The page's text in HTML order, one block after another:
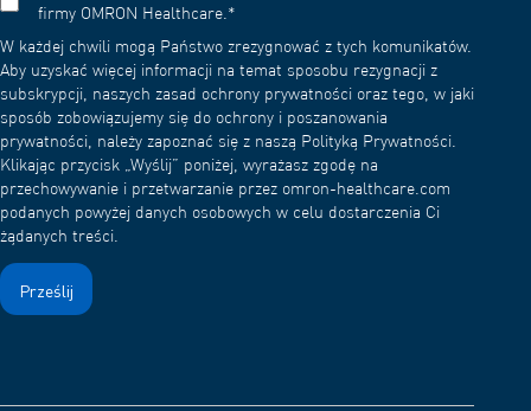
firmy OMRON Healthcare. *
W każdej chwili mogą Państwo zrezygnować z tych komunikatów.
Aby uzyskać więcej informacji na temat sposobu rezygnacji z
subskrypcji, naszych zasad ochrony prywatności oraz tego, w jaki
sposób zobowiązujemy się do ochrony i poszanowania
prywatności, należy zapoznać się z naszą Polityką Prywatności.
Klikając przycisk „Wyślij” poniżej, wyrażasz zgodę na
przechowywanie i przetwarzanie przez omron-healthcare.com
podanych powyżej danych osobowych w celu dostarczenia Ci
żądanych treści.